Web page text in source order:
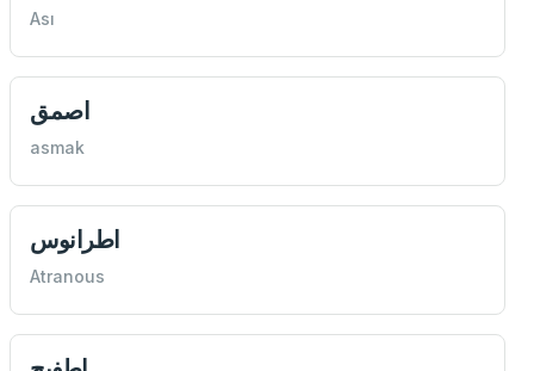
Ası
اصمق
asmak
اطرانوس
Atranous